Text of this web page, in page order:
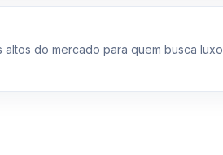
altos do mercado para quem busca luxo